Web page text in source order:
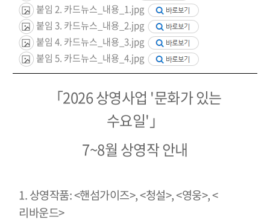
붙임 2. 카드뉴스_내용_1.jpg
붙임 3. 카드뉴스_내용_2.jpg
붙임 4. 카드뉴스_내용_3.jpg
붙임 5. 카드뉴스_내용_4.jpg
「2026 상영사업 '문화가 있는
수요일'」
7~8월 상영작 안내
1. 상영작품: <핸섬가이즈>, <청설>, <영웅>, <
리바운드>